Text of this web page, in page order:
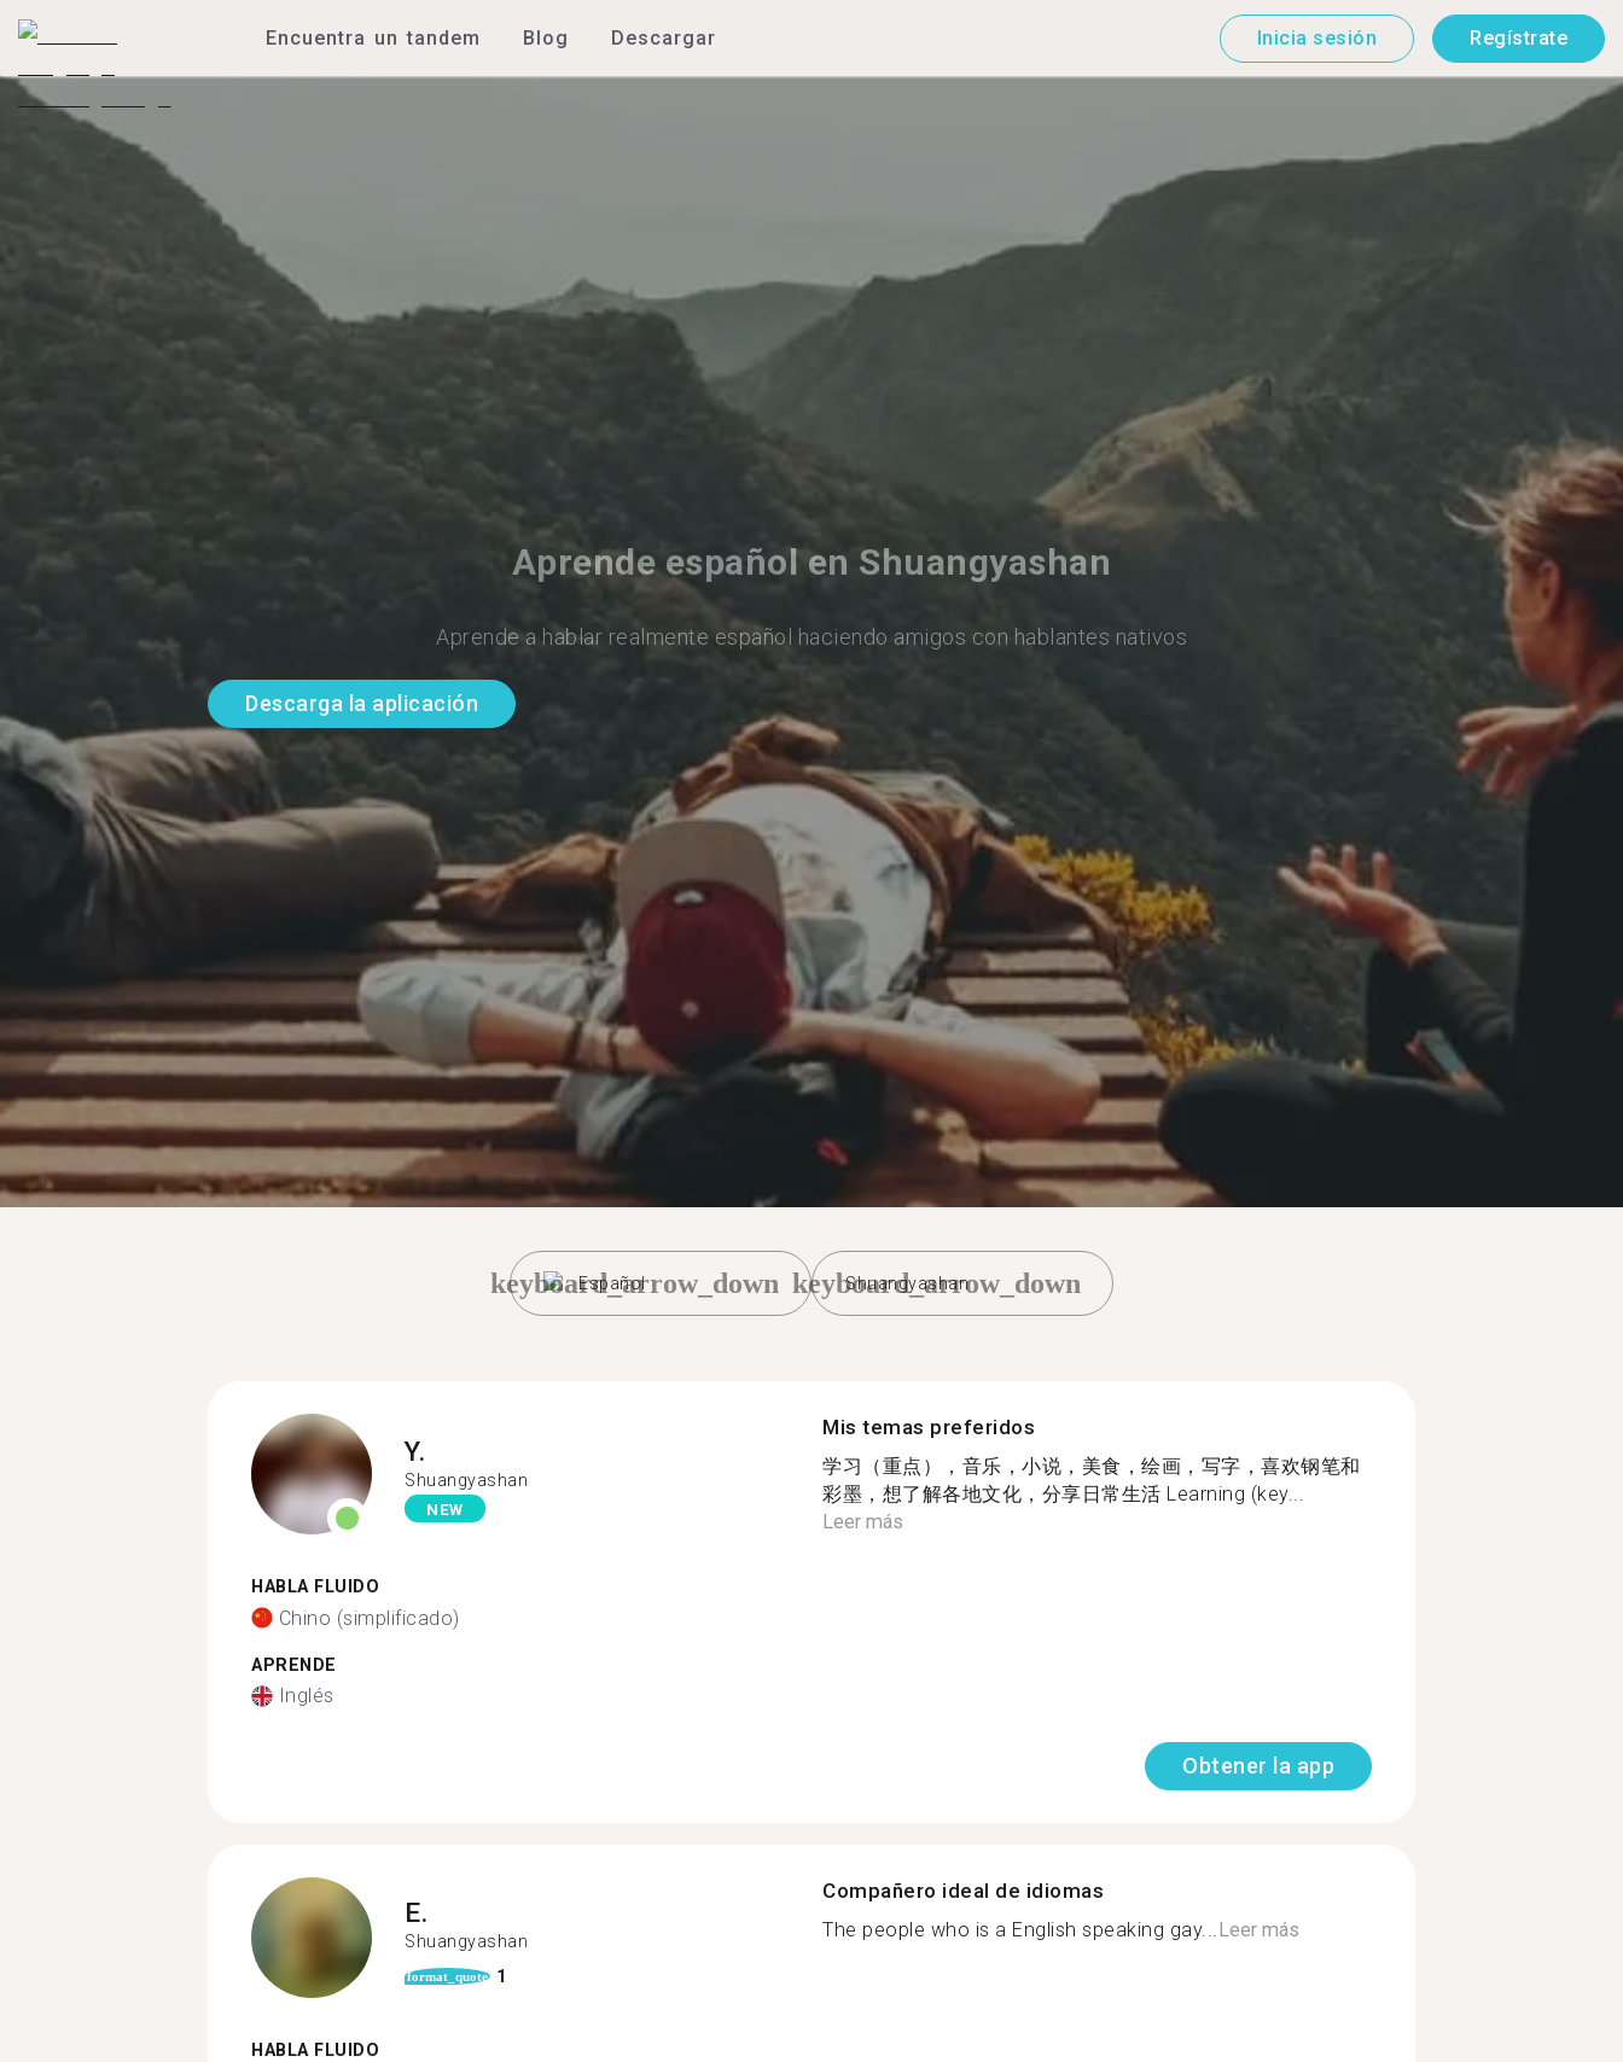
Encuentra un tandem Blog Descargar Inicia sesión Regístrate
Aprende español en Shuangyashan
Aprende a hablar realmente español haciendo amigos con hablantes nativos
Descarga la aplicación
Español
keyboard_arrow_down Shuangyashan
keyboard_arrow_down
Y.
Shuangyashan
NEW
HABLA FLUIDO
Chino (simplificado)
APRENDE
Inglés
Mis temas preferidos
学习（重点），音乐，小说，美食，绘画，写字，喜欢钢笔和
彩墨，想了解各地文化，分享日常生活 Learning (key...
Leer más
Obtener la app
E.
Shuangyashan
format_quote 1
HABLA FLUIDO
Compañero ideal de idiomas
The people who is a English speaking gay...Leer más